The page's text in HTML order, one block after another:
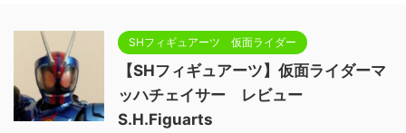
SHフィギュアーツ 仮面ライダー
【SHフィギュアーツ】仮面ライダーマ
ッハチェイサー レビュー
S.H.Figuarts